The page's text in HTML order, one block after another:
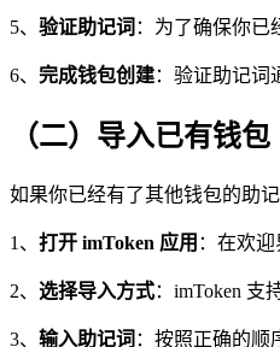
5、 验证助记词 ：为了确保你已
6、 完成钱包创建：验证助记词
（二）导入已有钱包
如果你已经有了其他钱包的助
1、 打开 imToken 应用 ：在欢迎
2、 选择导入方式：imToken 支
3、 输入助记词 ：按照正确的顺